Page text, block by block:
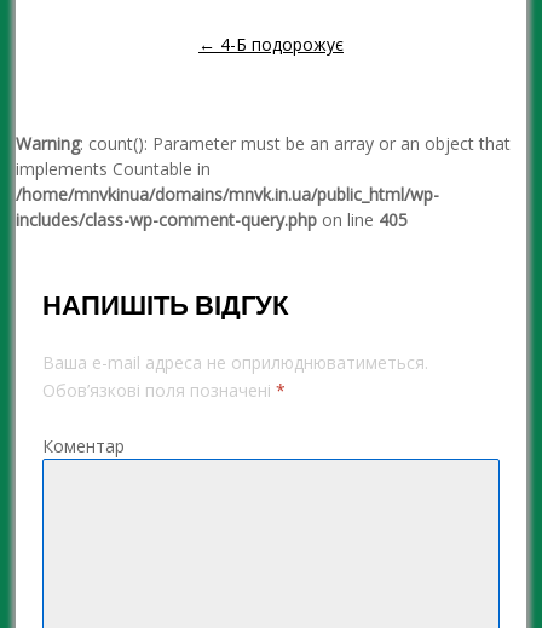
← 4-Б подорожує
Warning: count(): Parameter must be an array or an object that
implements Countable in
/home/mnvkinua/domains/mnvk.in.ua/public_html/wp-
includes/class-wp-comment-query.php on line 405
НАПИШІТЬ ВІДГУК
Ваша e-mail адреса не оприлюднюватиметься.
Обов’язкові поля позначені *
Коментар